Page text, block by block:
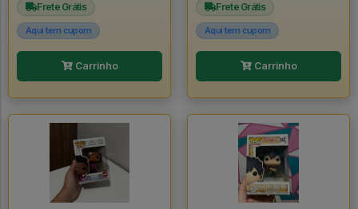
Frete Grátis
Aqui tem cupom
Carrinho
Frete Grátis
Aqui tem cupom
Carrinho